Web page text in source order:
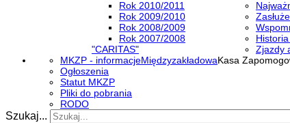
Rok 2010/2011
Rok 2009/2010
Rok 2008/2009
Rok 2007/2008
"CARITAS"
Zjazdy
MiędzyzakładowaKasa
MKZP - informacje
Ogłoszenia
Statut MKZP
Pliki do pobrania
RODO
Szukaj...